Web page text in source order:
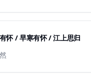
怀 / 早寒有怀 / 江上思归